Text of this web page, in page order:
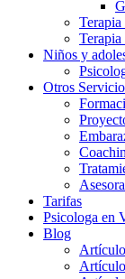
Terapia
Niños y
Otros
Tarifas
Psicologa en
Blog